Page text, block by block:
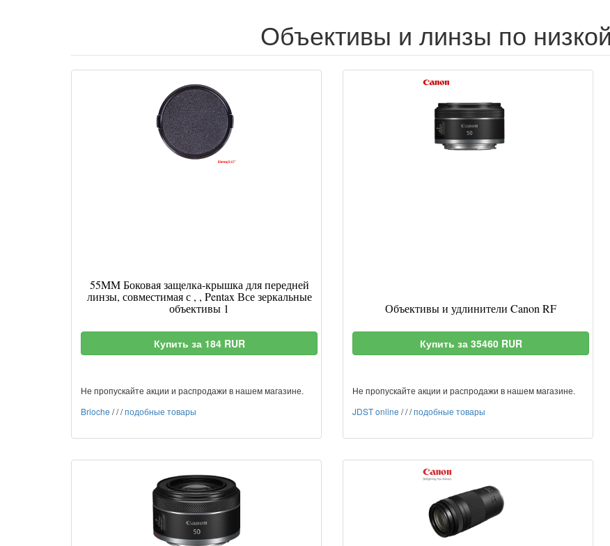
Объективы и линзы по
55MM Боковая защелка-крышка для передней
линзы, совместимая с , , Pentax Все зеркальные
объективы 1
Купить за 184 RUR
Не пропускайте акции и распродажи в нашем магазине.
Brioche ///подобные товары
Объективы и удлинители Canon RF
Купить за 35460 RUR
Не пропускайте акции и распродажи в нашем магазине.
JDST online ///подобные товары